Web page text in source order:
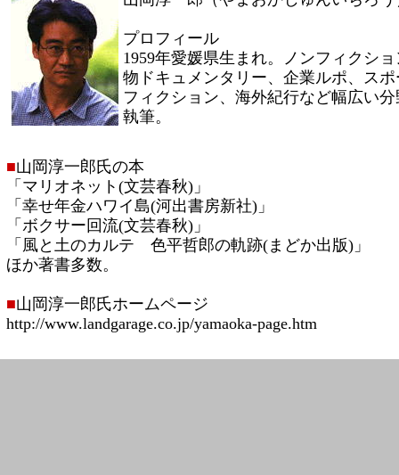
プロフィール
1959年愛媛県生まれ。ノンフィクシ
物ドキュメンタリー、企業ルポ、ス
フィクション、海外紀行など幅広い
執筆。
■山岡淳一郎氏の本
「マリオネット(文芸春秋)」
「幸せ年金ハワイ島(河出書房新社)」
「ボクサー回流(文芸春秋)」
「風と土のカルテ 色平哲郎の軌跡(まどか出版)」
ほか著書多数。
■山岡淳一郎氏ホームページ
http://www.landgarage.co.jp/yamaoka-page.htm